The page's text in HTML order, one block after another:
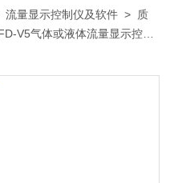
流量显示控制仪及软件 > 质
V5气体或液体流量显示控制